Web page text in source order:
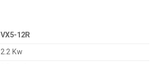
VX5-12R
2.2 Kw